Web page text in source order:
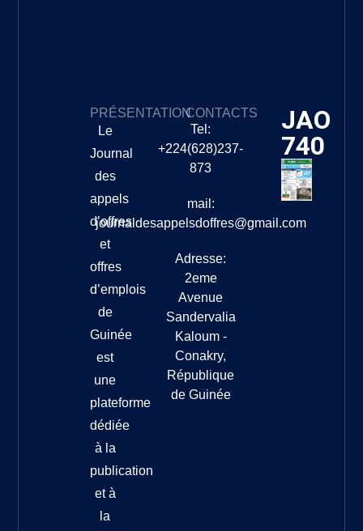
PRÉSENTATION
Le
Journal
des
appels
d’offres
et
offres
d’emplois
de
Guinée
est
une
plateforme
dédiée
à la
publication
et à
la
CONTACTS
Tel:
+224(628)237-
873
mail:
journaldesappelsdoffres@gmail.com
Adresse:
2eme
Avenue
Sandervalia
Kaloum -
Conakry,
République
de Guinée
JAO
740